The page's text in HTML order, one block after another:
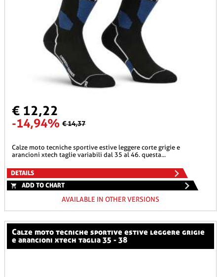
€ 12,22
-14,94% € 14,37
calze moto tecniche sportive estive leggere corte grigie e
arancioni xtech taglie variabili dal 35 al 46. questa...
DETAILS
ADD TO CHART
AVAILABLE IN OTHER VERSIONS
calze moto tecniche sportive estive leggere grigie
e arancioni xtech taglia 35 - 38